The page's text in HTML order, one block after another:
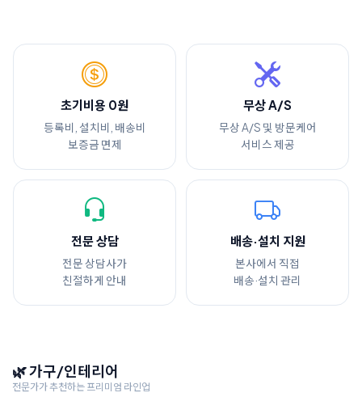
초기비용 0원
등록비, 설치비, 배송비
보증금 면제
무상 A/S
무상 A/S 및 방문케어
서비스 제공
전문 상담
전문 상담사가
친절하게 안내
배송·설치 지원
본사에서 직접
배송·설치 관리
🌿 가구/인테리어
전문가가 추천하는 프리미엄 라인업